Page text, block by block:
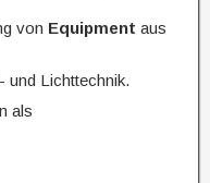
von Equipment aus
und Lichttechnik.
als